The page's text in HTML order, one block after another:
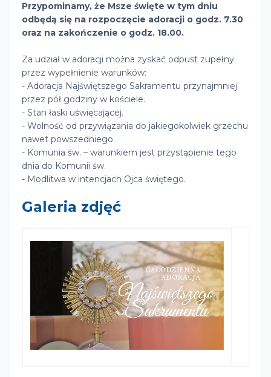
Przypominamy, że Msze święte w tym dniu
odbędą się na rozpoczęcie adoracji o godz. 7.30
oraz na zakończenie o godz. 18.00.
Za udział w adoracji można zyskać odpust zupełny
przez wypełnienie warunków:
- Adoracja Najświętszego Sakramentu przynajmniej
przez pół godziny w kościele.
- Stan łaski uświęcającej.
- Wolność od przywiązania do jakiegokolwiek grzechu
nawet powszedniego.
- Komunia św. – warunkiem jest przystąpienie tego
dnia do Komunii św.
- Modlitwa w intencjach Ojca świętego.
Galeria zdjęć